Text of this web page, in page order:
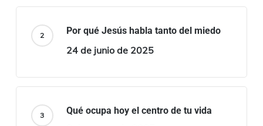
Por qué Jesús habla tanto del miedo
24 de junio de 2025
Qué ocupa hoy el centro de tu vida